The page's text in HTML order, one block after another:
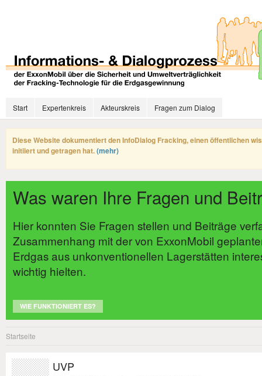
Start Expertenkreis Akteurskreis Fragen zum Dialog
Diese Website dokumentiert den InfoDialog Fracking, einen öffentlichen
initiiert und getragen hat.(mehr)
Was waren Ihre Fragen und
Hier konnten Sie Fragen stellen und Beiträge
Zusammenhang mit der von ExxonMobil
Erdgas aus unkonventionellen Lagerstätten
wichtig hielten.
WIE FUNKTIONIERT ES?
Startseite
UVP